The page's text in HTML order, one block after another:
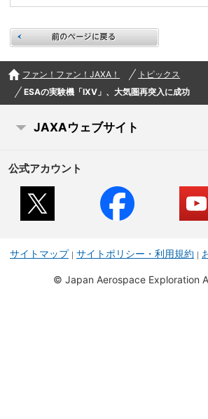
ファン！ファン！JAXA！
トピックス
ESAの実験機「IXV」、大気圏再突入に成功
JAXAウェブサイト
公式アカウント
サイトマップ サイトポリシー・利用規約
© Japan Aerospace Exploration